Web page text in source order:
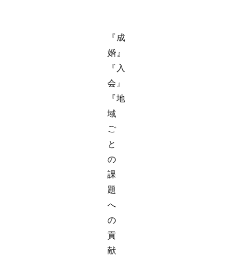
『成
婚』
『入
会』
『地
域
ご
と
の
課
題
へ
の
貢
献